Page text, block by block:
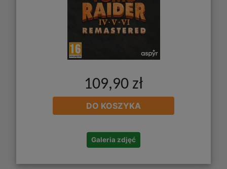
109,90 zł
DO KOSZYKA
Galeria zdjęć